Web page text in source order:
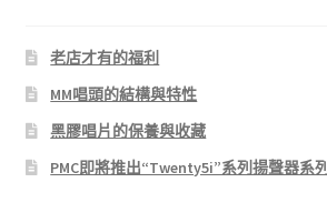
老店才有的福利
MM唱頭的結構與特性
黑膠唱片的保養與收藏
PMC即將推出“Twenty5i”系列揚聲器系列